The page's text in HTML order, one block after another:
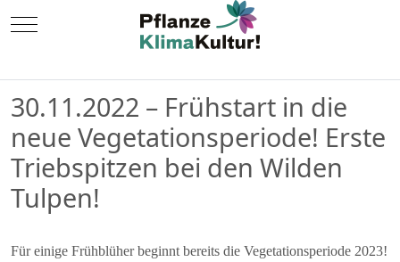
Mobile Menu Toggle
30.11.2022 – Frühstart in die
neue Vegetationsperiode! Erste
Triebspitzen bei den Wilden
Tulpen!
Für einige Frühblüher beginnt bereits die Vegetationsperiode 2023!